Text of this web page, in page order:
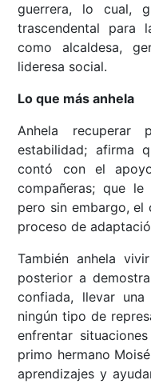
guerrera, lo cual,
trascendental para
como alcaldesa,
lideresa social.
Lo que más anhela
Anhela
estabilidad; afirma
contó con el
compañeras; que
pero sin embargo, el
proceso de
También anhela
posterior a
confiada, llevar
ningún tipo de
enfrentar
primo hermano
aprendizajes y